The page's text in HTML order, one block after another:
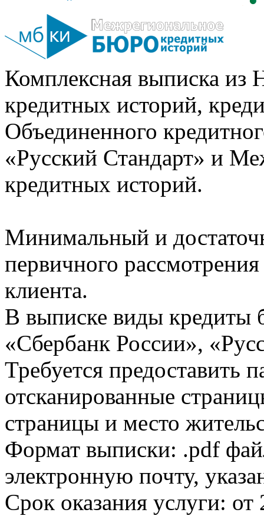
Комплексная выписка из
кредитных историй,
Объединенного
«Русский Стандарт» и
кредитных историй.
Минимальный и
первичного
клиента.
В выписке виды кредиты
«Сбербанк России»,
Требуется предоставить
отсканированные
страницы и место
Формат выписки: .pdf
электронную почту,
Срок оказания услуги: от